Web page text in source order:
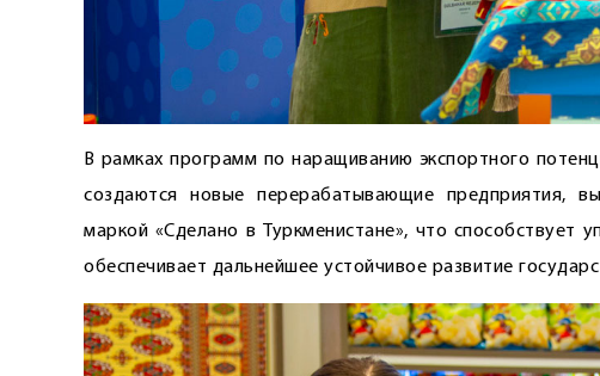
В рамках программ по наращиванию экспортного
создаются новые перерабатывающие предприятия,
маркой «Сделано в Туркменистане», что способствует
обеспечивает дальнейшее устойчивое развитие